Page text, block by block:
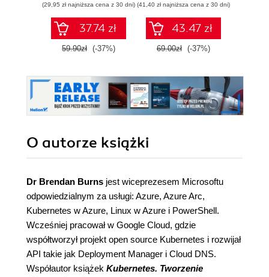
wykorzystaniem
Dockera
(29,95 zł najniższa cena z 30 dni)
37.74 zł
59.90zł (-37%)
(41,40 zł najniższa cena z 30 dni)
43.47 zł
69.00zł (-37%)
O autorze książki
Dr Brendan Burns jest wiceprezesem Microsoftu
odpowiedzialnym za usługi: Azure, Azure Arc,
Kubernetes w Azure, Linux w Azure i PowerShell.
Wcześniej pracował w Google Cloud, gdzie
współtworzył projekt open source Kubernetes i rozwijał
API takie jak Deployment Manager i Cloud DNS.
Współautor książek Kubernetes. Tworzenie